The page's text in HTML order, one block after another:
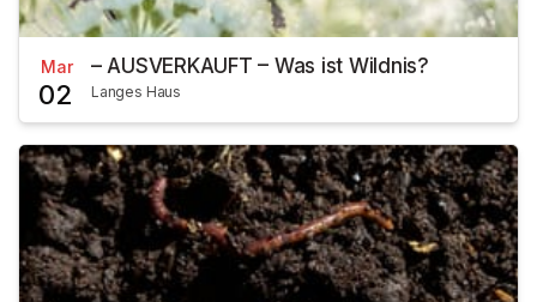
Mar
02
– AUSVERKAUFT – Was ist Wildnis?
Langes Haus